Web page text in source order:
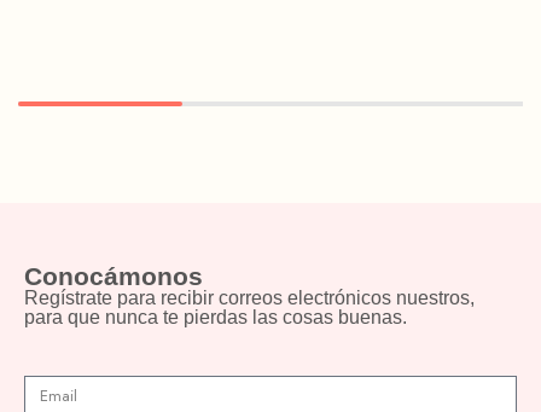
Conocámonos
Regístrate para recibir correos electrónicos nuestros,
para que nunca te pierdas las cosas buenas.